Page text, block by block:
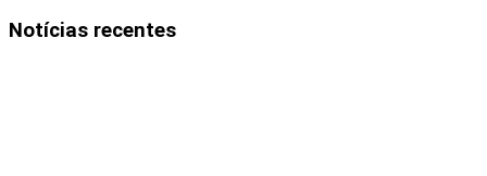
Notícias recentes